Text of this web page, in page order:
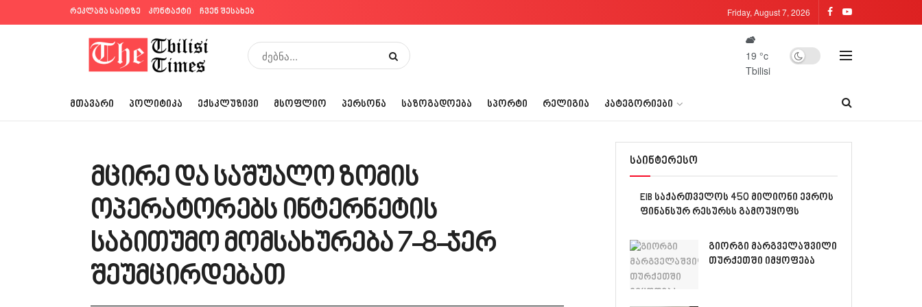
რეკლამა საიტზე კონტაქტი ჩვენ შესახებ Friday, August 7, 2026
19 °c
Tbilisi
ᲛᲗᲐᲕᲐᲠᲘ ᲞᲝᲚᲘᲢᲘᲙᲐ ᲔᲥᲡᲙᲚᲣᲖᲘᲕᲘ ᲛᲡᲝᲤᲚᲘᲝ ᲞᲔᲠᲡᲝᲜᲐ ᲡᲐᲖᲝᲒᲐᲓᲝᲔᲑᲐ ᲡᲞᲝᲠᲢᲘ ᲠᲔᲚᲘᲒᲘᲐ ᲙᲐᲢᲔᲒᲝᲠᲘᲔᲑᲘ
მცირე და საშუალო ზომის
ოპერატორებს ინტერნეტის
საბითუმო მომსახურება 7-8-ჯერ
შეუმცირდებათ
საინტერესო
EIB საქართველოს 450 მილიონი ევროს
ფინანსურ რესურსს გამოუყოფს
გიორგი მარგველაშვილი
თურქეთში იმყოფება